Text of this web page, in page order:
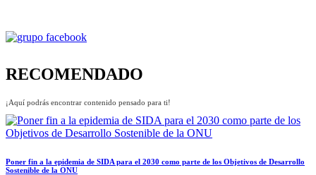
RECOMENDADO
¡Aquí podrás encontrar contenido pensado para ti!
Poner fin a la epidemia de SIDA para el 2030 como parte de los Objetivos de Desarrollo
Sostenible de la ONU